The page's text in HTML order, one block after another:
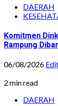
DAERAH
Komitmen
Rampung
06/08/2026
2 min read
DAERAH